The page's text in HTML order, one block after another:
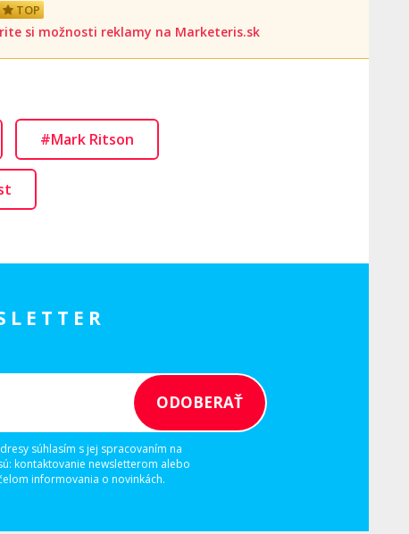
TOP
si možnosti reklamy na Marketeris.sk
#Mark Ritson
súhlasím s jej spracovaním na
kontaktovanie newsletterom alebo
informovania o novinkách.